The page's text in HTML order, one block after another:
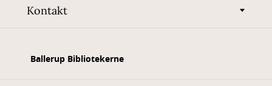
Kontakt
Ballerup Bibliotekerne